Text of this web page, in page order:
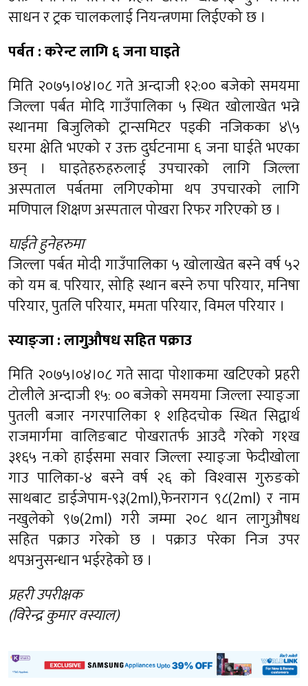
साधन र ट्रक चालकलाई नियन्त्रणमा लिईएको छ ।
पर्बत : करेन्ट लागि ६ जना घाइते
मिति २०७५।०४।०८ गते अन्दाजी १२:०० बजेको समयमा
जिल्ला पर्बत मोदि गाउँपालिका ५ स्थित खोलाखेत भन्ने
स्थानमा बिजुलिको ट्रान्समिटर पड्की नजिकका ४\५
घरमा क्षेति भएको र उक्त दुर्घटनामा ६ जना घाईते भएका
छन् । घाइतेहरुहरुलाई उपचारको लागि जिल्ला
अस्पताल पर्बतमा लगिएकोमा थप उपचारको लागि
मणिपाल शिक्षण अस्पताल पोखरा रिफर गरिएको छ ।
घाईते हुनेहरुमा
जिल्ला पर्बत मोदी गाउँपालिका ५ खोलाखेत बस्ने वर्ष ५२
को यम ब. परियार, सोहि स्थान बस्ने रुपा परियार, मनिषा
परियार, पुतलि परियार, ममता परियार, विमल परियार ।
स्याङ्जा : लागुऔषध सहित पक्राउ
मिति २०७५।०४।०८ गते सादा पोशाकमा खटिएको प्रहरी
टोलीले अन्दाजी १५: ०० बजेको समयमा जिल्ला स्याङ्जा
पुतली बजार नगरपालिका १ शहिदचोक स्थित सिद्वार्थ
राजमार्गमा वालिङबाट पोखरातर्फ आउदै गरेको ग१ख
३१६५ न.को हाईसमा सवार जिल्ला स्याङ्जा फेदीखोला
गाउ पालिका-४ बस्ने वर्ष २६ को विश्‍वास गुरुङको
साथबाट डाईजेपाम-९३(2ml),फेनरागन ९८(2ml) र नाम
नखुलेको ९७(2ml) गरी जम्मा २०८ थान लागुऔषध
सहित पक्राउ गरेको छ । पक्राउ परेका निज उपर
थपअनुसन्धान भईरहेको छ ।
प्रहरी उपरीक्षक
(विरेन्द्र कुमार वस्याल)